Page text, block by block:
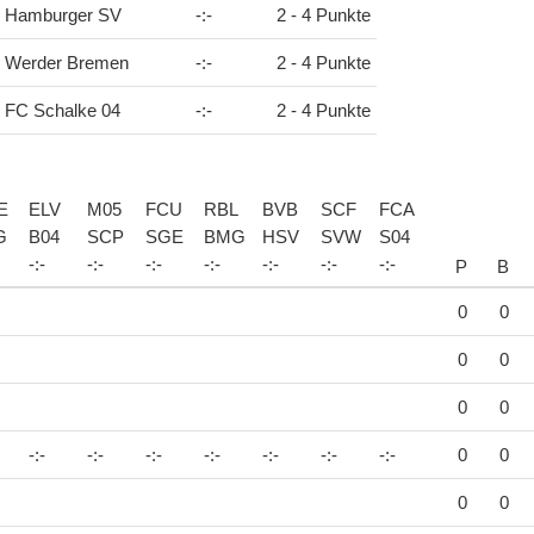
Hamburger SV -:- 2 - 4 Punkte
Werder Bremen -:- 2 - 4 Punkte
FC Schalke 04 -:- 2 - 4 Punkte
ELV
B04
-:-
M05
SCP
-:-
FCU
SGE
-:-
RBL
BMG
-:-
BVB
HSV
-:-
SCF
SVW
-:-
FCA
S04
-:- P B
0 0
0 0
0 0
-:- -:- -:- -:- -:- -:- -:- 0 0
0 0